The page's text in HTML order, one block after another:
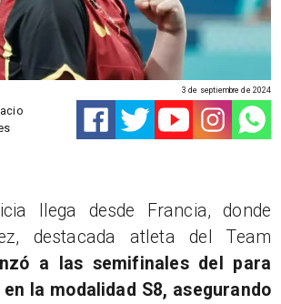
3 de septiembre de 2024
llega desde Francia, donde
destacada atleta del Team
a las semifinales del para
la modalidad S8, asegurando